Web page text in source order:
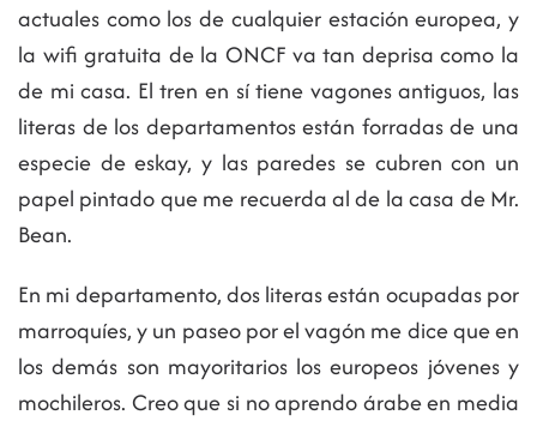
actuales como los de cualquier estación europea, y
la wifi gratuita de la ONCF va tan deprisa como la
de mi casa. El tren en sí tiene vagones antiguos, las
literas de los departamentos están forradas de una
especie de eskay, y las paredes se cubren con un
papel pintado que me recuerda al de la casa de Mr.
Bean.
En mi departamento, dos literas están ocupadas por
marroquíes, y un paseo por el vagón me dice que en
los demás son mayoritarios los europeos jóvenes y
mochileros. Creo que si no aprendo árabe en media